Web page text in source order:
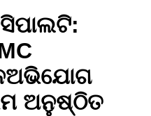
ଅନୁଷ୍ଠିତ